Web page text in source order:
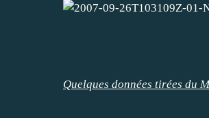
Quelques données tirées du